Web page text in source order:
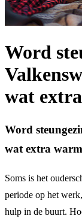
Word
wat
Word
wat extra
Soms is het
periode op het
hulp in de buurt.